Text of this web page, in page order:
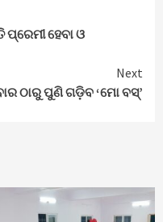
ହେବା ଓ
Next
ଠାରୁ ପୁଣି ଗଡ଼ିବ ‘ମୋ ବସ୍‌’